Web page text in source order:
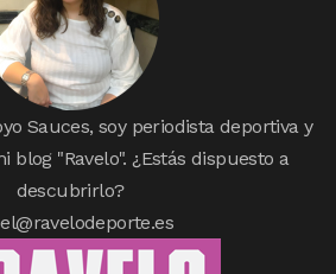
Sauces, soy periodista deportiva y
blog "Ravelo". ¿Estás dispuesto a
descubrirlo?